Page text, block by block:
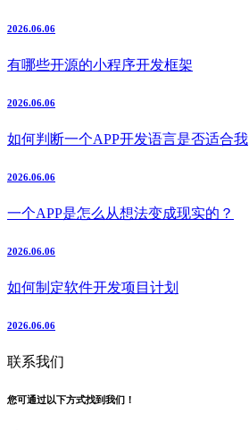
2026.06.06
有哪些开源的小程序开发框架
2026.06.06
如何判断一个APP开发语言是否适合我
2026.06.06
一个APP是怎么从想法变成现实的？
2026.06.06
如何制定软件开发项目计划
2026.06.06
联系我们
您可通过以下方式找到我们！